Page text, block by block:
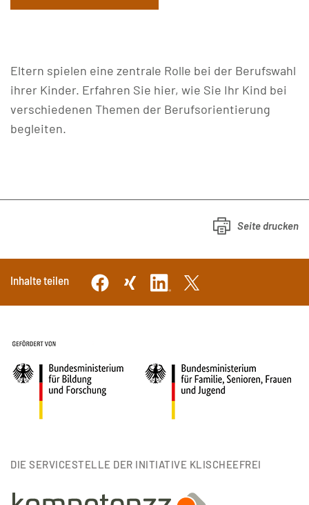
Eltern spielen eine zentrale Rolle bei der Berufswahl
ihrer Kinder. Erfahren Sie hier, wie Sie Ihr Kind bei
verschiedenen Themen der Berufsorientierung
begleiten.
Seite drucken
Inhalte teilen
DIE SERVICESTELLE DER INITIATIVE KLISCHEEFREI